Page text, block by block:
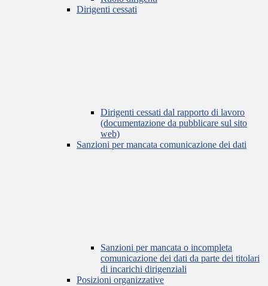
Dirigenti cessati
Dirigenti cessati dal rapporto di lavoro
(documentazione da pubblicare sul sito
web)
Sanzioni per mancata comunicazione dei dati
Sanzioni per mancata o incompleta
comunicazione dei dati da parte dei titolari
di incarichi dirigenziali
Posizioni organizzative